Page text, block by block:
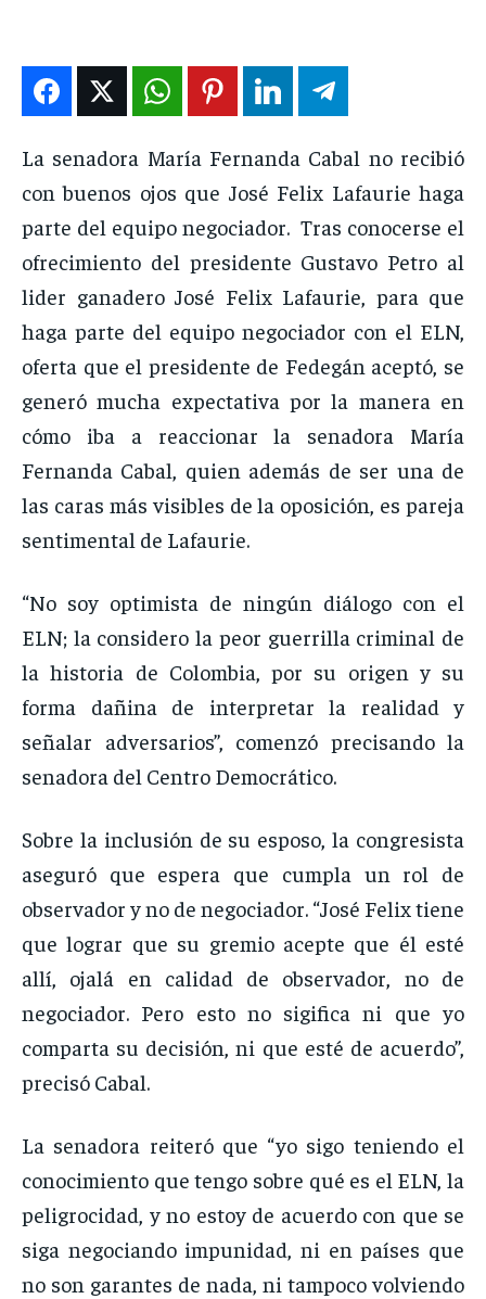
EN VIVO
NOSOTROS
PUATE CON NOSOTROS
EN VIVO
NOSOTROS
PUATE CON NOSOTROS
EN VIVO
NOSOTROS
PUATE CON NOSOTROS
EN VIVO
NOSOTROS
PUATE CON NOSOTROS
La senadora María Fernanda Cabal no recibió
con buenos ojos que José Felix Lafaurie haga
parte del equipo negociador. Tras conocerse el
ofrecimiento del presidente Gustavo Petro al
lider ganadero José Felix Lafaurie, para que
haga parte del equipo negociador con el ELN,
oferta que el presidente de Fedegán aceptó, se
generó mucha expectativa por la manera en
cómo iba a reaccionar la senadora María
Fernanda Cabal, quien además de ser una de
las caras más visibles de la oposición, es pareja
sentimental de Lafaurie.
“No soy optimista de ningún diálogo con el
ELN; la considero la peor guerrilla criminal de
la historia de Colombia, por su origen y su
forma dañina de interpretar la realidad y
señalar adversarios”, comenzó precisando la
senadora del Centro Democrático.
Sobre la inclusión de su esposo, la congresista
aseguró que espera que cumpla un rol de
observador y no de negociador. “José Felix tiene
que lograr que su gremio acepte que él esté
allí, ojalá en calidad de observador, no de
negociador. Pero esto no sigifica ni que yo
comparta su decisión, ni que esté de acuerdo”,
precisó Cabal.
La senadora reiteró que “yo sigo teniendo el
conocimiento que tengo sobre qué es el ELN, la
peligrocidad, y no estoy de acuerdo con que se
siga negociando impunidad, ni en países que
no son garantes de nada, ni tampoco volviendo